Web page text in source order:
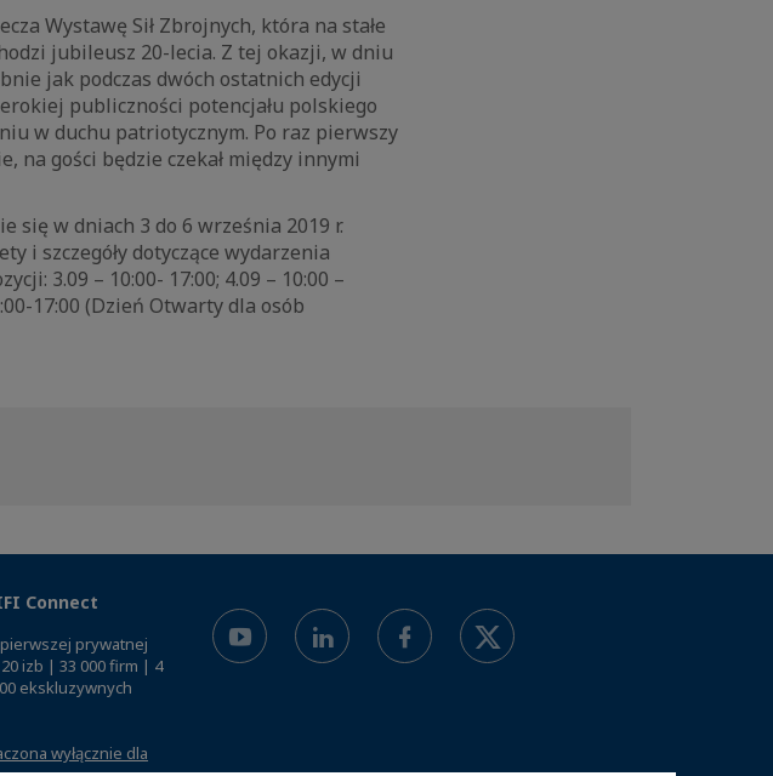
Wystawę Sił Zbrojnych, która na stałe
jubileusz 20-lecia. Z tej okazji, w dniu
jak podczas dwóch ostatnich edycji
publiczności potencjału polskiego
w duchu patriotycznym. Po raz pierwszy
na gości będzie czekał między innymi
się w dniach 3 do 6 września 2019 r.
i szczegóły dotyczące wydarzenia
3.09 – 10:00- 17:00; 4.09 – 10:00 –
17:00 (Dzień Otwarty dla osób
Connect
prywatnej
izb | 33 000 firm | 4
ekskluzywnych
wyłącznie dla